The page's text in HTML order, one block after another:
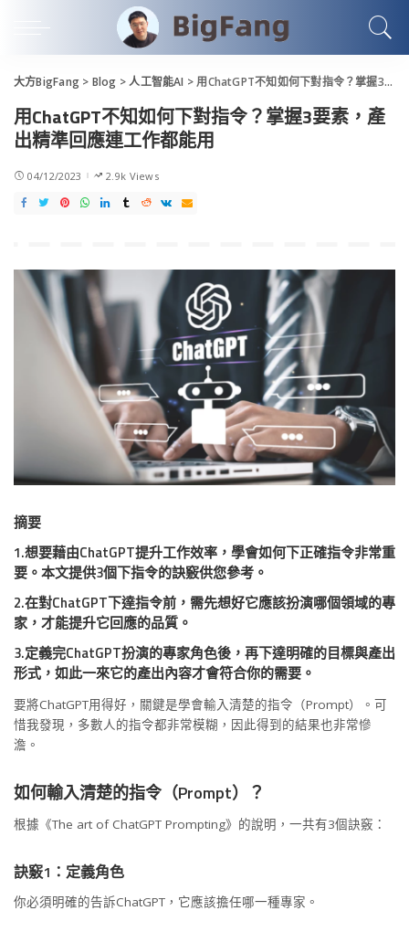
大方BigFang > Blog >人工智能AI >用ChatGPT不知如何下對指令？掌握3要素，產出精準回應連工作都能用
用ChatGPT不知如何下對指令？掌握3要素，產
出精準回應連工作都能用
04/12/2023 2.9k Views
摘要
1.想要藉由ChatGPT提升工作效率，學會如何下正確指令非常重
要。本文提供3個下指令的訣竅供您參考。
2.在對ChatGPT下達指令前，需先想好它應該扮演哪個領域的專
家，才能提升它回應的品質。
3.定義完ChatGPT扮演的專家角色後，再下達明確的目標與產出
形式，如此一來它的產出內容才會符合你的需要。
要將ChatGPT用得好，關鍵是學會輸入清楚的指令（Prompt）。可
惜我發現，多數人的指令都非常模糊，因此得到的結果也非常慘
澹。
如何輸入清楚的指令（Prompt）？
根據《The art of ChatGPT Prompting》的說明，一共有3個訣竅：
訣竅1：定義角色
你必須明確的告訴ChatGPT，它應該擔任哪一種專家。